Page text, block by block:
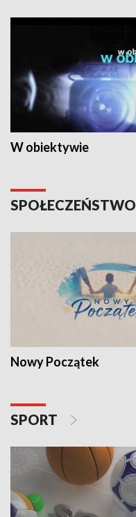
W obiektywie
SPOŁECZEŃSTWO
Nowy Początek
SPORT